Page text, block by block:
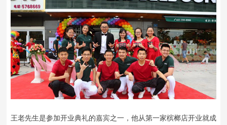
王老先生是参加开业典礼的嘉宾之一，他从第一家槟榔店开业就成